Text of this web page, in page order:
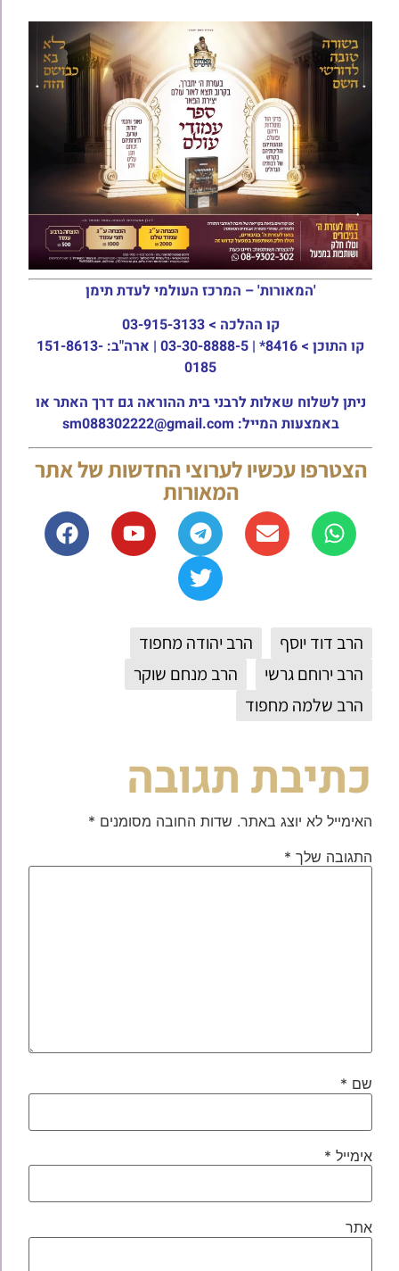
'המאורות' – המרכז העולמי לעדת תימן
קו ההלכה > 03-915-3133
קו התוכן >
8416* | 03-30-8888-5 | ארה"ב: 151-8613-
0185
ניתן לשלוח שאלות לרבני בית ההוראה גם דרך האתר או
באמצעות המייל: sm088302222@gmail.com
הצטרפו עכשיו לערוצי החדשות של אתר
המאורות
הרב דוד יוסף
הרב יהודה מחפוד
הרב ירוחם גרשי
הרב מנחם שוקר
הרב שלמה מחפוד
כתיבת תגובה
האימייל לא יוצג באתר. שדות החובה מסומנים *
התגובה שלך *
שם *
אימייל *
אתר